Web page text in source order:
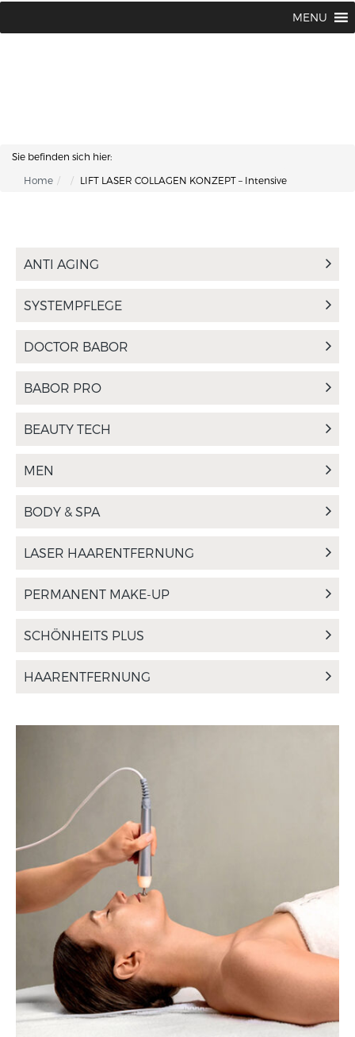
MENU
Sie befinden sich hier:
Home LIFT LASER COLLAGEN KONZEPT – Intensive
ANTI AGING
SYSTEMPFLEGE
DOCTOR BABOR
BABOR PRO
BEAUTY TECH
MEN
BODY & SPA
LASER HAARENTFERNUNG
PERMANENT MAKE-UP
SCHÖNHEITS PLUS
HAARENTFERNUNG